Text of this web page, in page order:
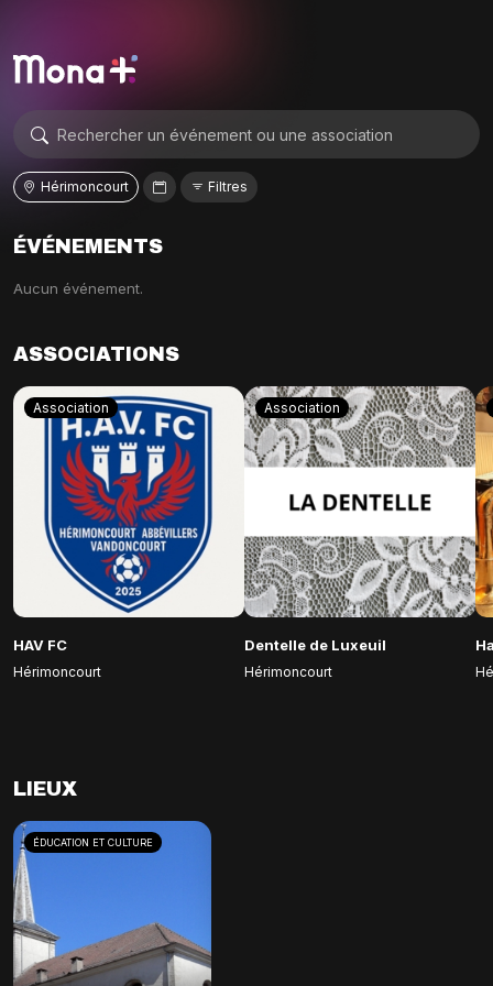
Hérimoncourt Filtres
ÉVÉNEMENTS
Aucun événement.
ASSOCIATIONS
Association
HAV FC
Hérimoncourt
Association
Dentelle de Luxeuil
Hérimoncourt
LIEUX
ÉDUCATION ET CULTURE